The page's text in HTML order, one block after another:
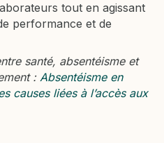
tout en agissant
performance et de
santé, absentéisme et
:Absentéisme en
causes liées à l’accès aux